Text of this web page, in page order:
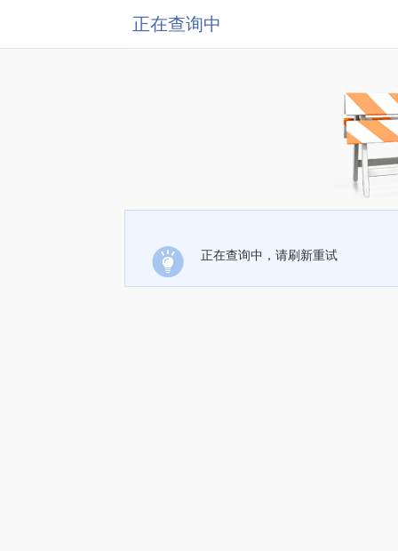
正在查询中
正在查询中，请刷新重试